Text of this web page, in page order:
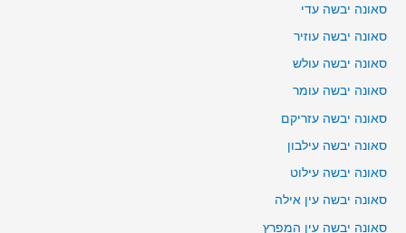
סאונה יבשה עדי
סאונה יבשה עוזיר
סאונה יבשה עולש
סאונה יבשה עומר
סאונה יבשה עזריקם
סאונה יבשה עילבון
סאונה יבשה עילוט
סאונה יבשה עין אילה
סאונה יבשה עין המפרץ